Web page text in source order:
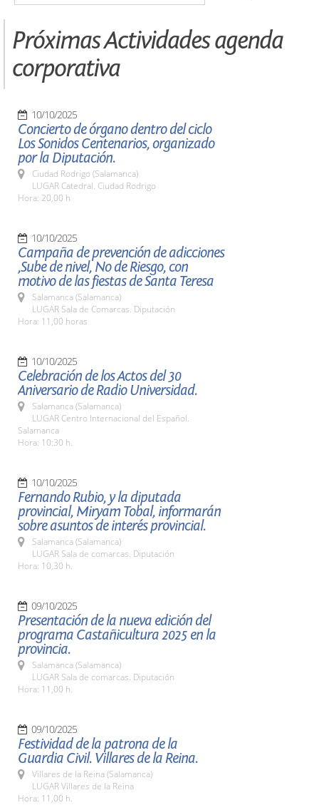
Próximas Actividades agenda
corporativa
10/10/2025
Concierto de órgano dentro del ciclo
Los Sonidos Centenarios, organizado
por la Diputación.
Ciudad Rodrigo (Salamanca)
LUGAR Catedral. Ciudad Rodrigo
Hora: 20,00 h
10/10/2025
Campaña de prevención de adicciones
,Sube de nivel, No de Riesgo, con
motivo de las fiestas de Santa Teresa
Salamanca (Salamanca)
LUGAR Sala de Comarcas. Diputación
Hora: 11,00 horas
10/10/2025
Celebración de los Actos del 30
Aniversario de Radio Universidad.
Salamanca (Salamanca)
LUGAR Centro Internacional del Español.
Salamanca
Hora: 10:30 h.
10/10/2025
Fernando Rubio, y la diputada
provincial, Miryam Tobal, informarán
sobre asuntos de interés provincial.
Salamanca (Salamanca)
LUGAR Sala de comarcas. Diputación
Hora: 10,30 h.
09/10/2025
Presentación de la nueva edición del
programa Castañicultura 2025 en la
provincia.
Salamanca (Salamanca)
LUGAR Sala de comarcas. Diputación
Hora: 11,00 h.
09/10/2025
Festividad de la patrona de la
Guardia Civil. Villares de la Reina.
Villares de la Reina (Salamanca)
LUGAR Villares de la Reina
Hora: 11,00 h.